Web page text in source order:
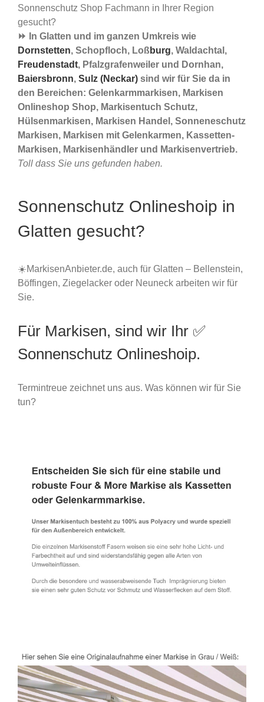
Sonnenschutz Shop Fachmann in Ihrer Region
gesucht?
⏩ In Glatten und im ganzen Umkreis wie
Dornstetten, Schopfloch, Loßburg, Waldachtal,
Freudenstadt, Pfalzgrafenweiler und Dornhan,
Baiersbronn, Sulz (Neckar) sind wir für Sie da in
den Bereichen: Gelenkarmmarkisen, Markisen
Onlineshop Shop, Markisentuch Schutz,
Hülsenmarkisen, Markisen Handel, Sonneneschutz
Markisen, Markisen mit Gelenkarmen, Kassetten-
Markisen, Markisenhändler und Markisenvertrieb.
Toll dass Sie uns gefunden haben.
Sonnenschutz Onlineshoip in
Glatten gesucht?
☀️MarkisenAnbieter.de, auch für Glatten – Bellenstein,
Böffingen, Ziegelacker oder Neuneck arbeiten wir für
Sie.
Für Markisen, sind wir Ihr ✅
Sonnenschutz Onlineshoip.
Termintreue zeichnet uns aus. Was können wir für Sie
tun?